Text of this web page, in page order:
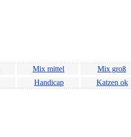
Mix mittel Mix groß
Handicap Katzen ok